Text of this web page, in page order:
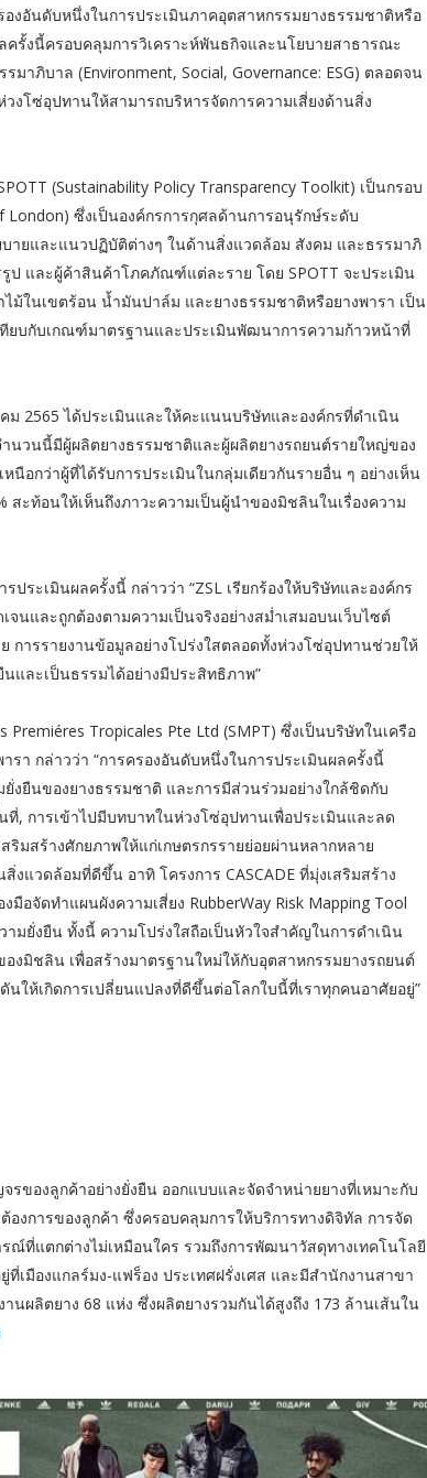
อันดับหนึ่งในการประเมินภาคอุตสาหกรรมยางธรรมชาติหรือ
ครั้งนี้ครอบคลุมการวิเคราะห์พันธกิจและนโยบายสาธารณะ
มาภิบาล (Environment, Social, Governance: ESG) ตลอดจน
งโซ่อุปทานให้สามารถบริหารจัดการความเสี่ยงด้านสิ่ง
(Sustainability Policy Transparency Toolkit) เป็นกรอบ
ซึ่งเป็นองค์กรการกุศลด้านการอนุรักษ์ระดับ
ายและแนวปฏิบัติต่างๆ ในด้านสิ่งแวดล้อม สังคม และธรรมาภิ
ป และผู้ค้าสินค้าโภคภัณฑ์แต่ละราย โดย SPOTT จะประเมิน
ม้ในเขตร้อน น้ำมันปาล์ม และยางธรรมชาติหรือยางพารา เป็น
ยบกับเกณฑ์มาตรฐานและประเมินพัฒนาการความก้าวหน้าที่
ม 2565 ได้ประเมินและให้คะแนนบริษัทและองค์กรที่ดำเนิน
นวนนี้มีผู้ผลิตยางธรรมชาติและผู้ผลิตยางรถยนต์รายใหญ่ของ
อกว่าผู้ที่ได้รับการประเมินในกลุ่มเดียวกันรายอื่น ๆ อย่างเห็น
สะท้อนให้เห็นถึงภาวะความเป็นผู้นำของมิชลินในเรื่องความ
ประเมินผลครั้งนี้ กล่าวว่า “ZSL เรียกร้องให้บริษัทและองค์กร
นและถูกต้องตามความเป็นจริงอย่างสม่ำเสมอบนเว็บไซต์
ารรายงานข้อมูลอย่างโปร่งใสตลอดทั้งห่วงโซ่อุปทานช่วยให้
และเป็นธรรมได้อย่างมีประสิทธิภาพ”
Tropicales Pte Ltd (SMPT) ซึ่งเป็นบริษัทในเครือ
า กล่าวว่า “การครองอันดับหนึ่งในการประเมินผลครั้งนี้
งยืนของยางธรรมชาติ และการมีส่วนร่วมอย่างใกล้ชิดกับ
, การเข้าไปมีบทบาทในห่วงโซ่อุปทานเพื่อประเมินและลด
มสร้างศักยภาพให้แก่เกษตรกรรายย่อยผ่านหลากหลาย
แวดล้อมที่ดีขึ้น อาทิ โครงการ CASCADE ที่มุ่งเสริมสร้าง
อจัดทำแผนผังความเสี่ยง RubberWay Risk Mapping Tool
มยั่งยืน ทั้งนี้ ความโปร่งใสถือเป็นหัวใจสำคัญในการดำเนิน
มิชลิน เพื่อสร้างมาตรฐานใหม่ให้กับอุตสาหกรรมยางรถยนต์
ให้เกิดการเปลี่ยนแปลงที่ดีขึ้นต่อโลกใบนี้ที่เราทุกคนอาศัยอยู่”
ของลูกค้าอย่างยั่งยืน ออกแบบและจัดจำหน่ายยางที่เหมาะกับ
งการของลูกค้า ซึ่งครอบคลุมการให้บริการทางดิจิทัล การจัด
ณ์ที่แตกต่างไม่เหมือนใคร รวมถึงการพัฒนาวัสดุทางเทคโนโลยี
มืองแกลร์มง-แฟร็อง ประเทศฝรั่งเศส และมีสำนักงานสาขา
นผลิตยาง 68 แห่ง ซึ่งผลิตยางรวมกันได้สูงถึง 173 ล้านเส้นใน